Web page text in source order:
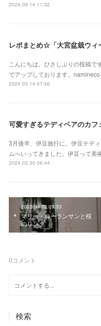
2024.09.14 11:32
こんにちは。ひさしぶりの投稿で
でアップしております。
2024.05.14 07:46
3月後半、伊豆旅行に。伊豆テデ
ムへいってきました。伊豆って美
2024.03.30 09:44
2023.04.02 09:33
マリー・ローランサンと桜
のリンク
0コメント
検索